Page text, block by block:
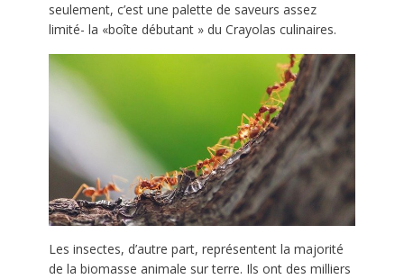
seulement, c’est une palette de saveurs assez
limité- la «boîte débutant » du Crayolas culinaires.
Les insectes, d’autre part, représentent la majorité
de la biomasse animale sur terre. Ils ont des milliers